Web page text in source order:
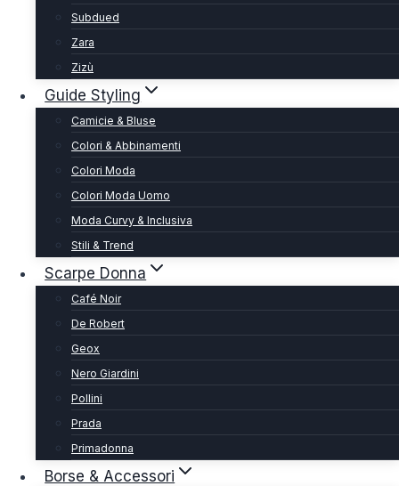
Subdued
Zara
Zizù
Guide Styling
Camicie & Bluse
Colori & Abbinamenti
Colori Moda
Colori Moda Uomo
Moda Curvy & Inclusiva
Stili & Trend
Scarpe Donna
Café Noir
De Robert
Geox
Nero Giardini
Pollini
Prada
Primadonna
Borse & Accessori